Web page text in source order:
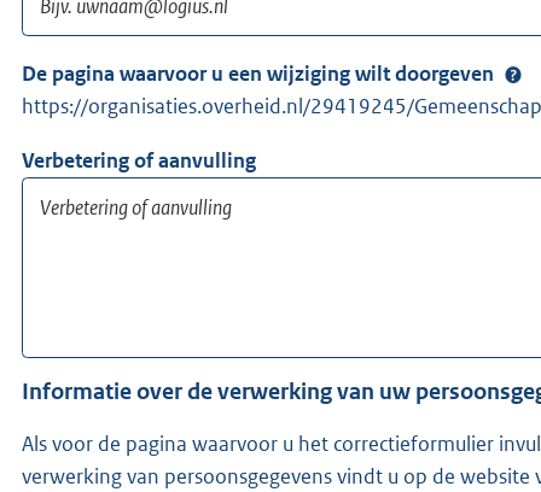
De pagina waarvoor u een wijziging wilt doorgeven
https://organisaties.overheid.nl/29419245/
Verbetering of aanvulling
Informatie over de verwerking van uw
Als voor de pagina waarvoor u het correctieformulier
verwerking van persoonsgegevens vindt u op de